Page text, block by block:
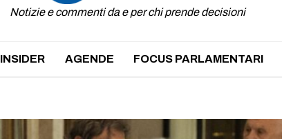
Notizie e commenti da e per chi prende decisioni
INSIDER AGENDE FOCUS PARLAMENTARI